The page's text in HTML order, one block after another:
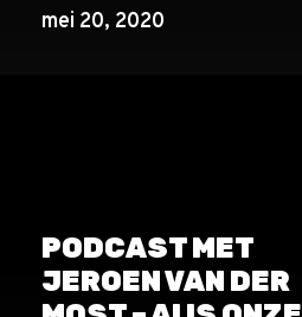
mei 20, 2020
PODCAST MET
JEROEN VAN DER